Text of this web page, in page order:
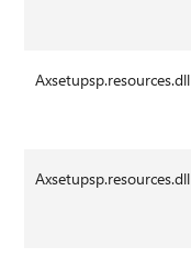
Axsetupsp.resources.dll
Axsetupsp.resources.dll